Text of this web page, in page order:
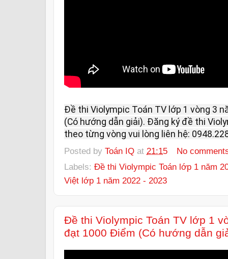
Đề thi Violympic Toán TV lớp 1 vòng 3
(Có hướng dẫn giải). Đăng ký đề thi
theo từng vòng vui lòng liên hệ:
Posted by Toán IQ at 21:15
No
Labels: Đề thi Violympic Toán lớp 1 năm
Việt lớp 1 năm 2022 - 2023
Đề thi Violympic Toán TV lớp 1
đạt 1000 Điểm (Có hướng dẫn